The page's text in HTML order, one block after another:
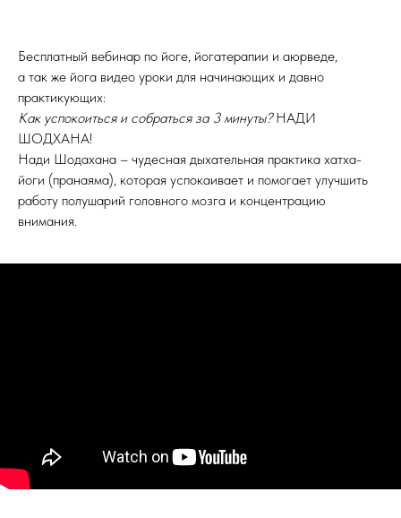
Бесплатный вебинар по йоге, йогатерапии и аюрведе,
а так же йога видео уроки для начинающих и давно
практикующих:
Как успокоиться и собраться за 3 минуты?НАДИ
ШОДХАНА!
Нади Шодахана – чудесная дыхательная практика хатха-
йоги (пранаяма), которая успокаивает и помогает улучшить
работу полушарий головного мозга и концентрацию
внимания.